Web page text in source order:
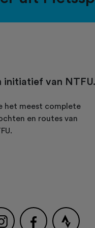
initiatief van NTFU.
het meest complete
en routes van